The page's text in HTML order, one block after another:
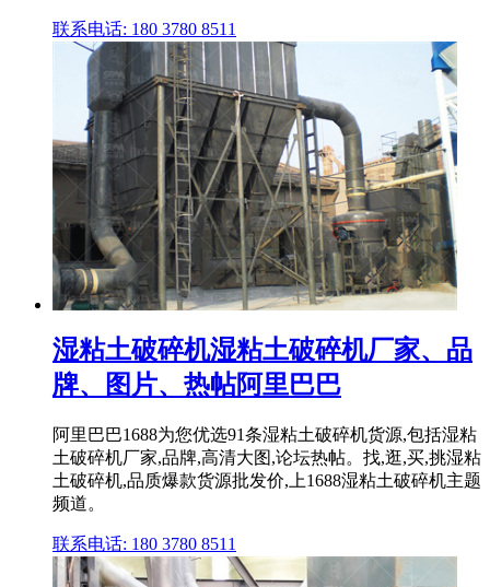
联系电话: 180 3780 8511
湿粘土破碎机湿粘土破碎机厂家、品
牌、图片、热帖阿里巴巴
阿里巴巴1688为您优选91条湿粘土破碎机货源,包括湿粘
土破碎机厂家,品牌,高清大图,论坛热帖。找,逛,买,挑湿粘
土破碎机,品质爆款货源批发价,上1688湿粘土破碎机主题
频道。
联系电话: 180 3780 8511